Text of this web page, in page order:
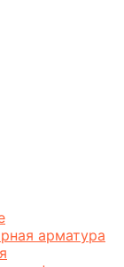
арматура